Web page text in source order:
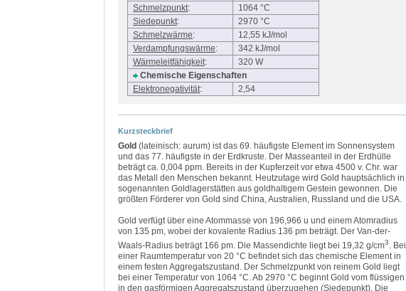
Schmelzpunkt:
1064 °C
Siedepunkt:
2970 °C
Schmelzwärme:
12,55 kJ/mol
Verdampfungswärme:
342 kJ/mol
Wärmeleitfähigkeit:
320 W
Chemische Eigenschaften
Elektronegativität: 2,54
Kurzsteckbrief
Gold (lateinisch: aurum) ist das 69. häufigste Element im Sonnensystem
und das 77. häufigste in der Erdkruste. Der Masseanteil in der Erdhülle
beträgt ca. 0,004 ppm. Bereits in der Kupferzeit vor etwa 4500 v. Chr. war
das Metall den Menschen bekannt. Heutzutage wird Gold hauptsächlich in
sogenannten Goldlagerstätten aus goldhaltigem Gestein gewonnen. Die
größten Förderer von Gold sind China, Australien, Russland und die USA.
Gold verfügt über eine Atommasse von 196,966 u und einem Atomradius
von 135 pm, wobei der kovalente Radius 136 pm beträgt. Der Van-der-
Waals-Radius beträgt 166 pm. Die Massendichte liegt bei 19,32 g/cm3. Bei
einer Raumtemperatur von 20 °C befindet sich das chemische Element in
einem festen Aggregatszustand. Der Schmelzpunkt von reinem Gold liegt
bei einer Temperatur von 1064 °C. Ab 2970 °C beginnt Gold vom flüssigen
in den gasförmigen Aggregatszustand überzugehen (Siedepunkt). Die